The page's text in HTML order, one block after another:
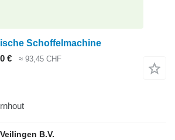
Schoffelmachine
€
≈ 93,45 CHF
B.V.